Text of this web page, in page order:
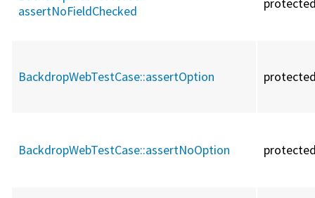
assertNoFieldChecked
BackdropWebTestCase::assertOption
BackdropWebTestCase::assertNoOption